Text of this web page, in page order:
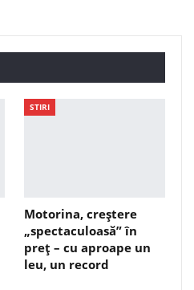
STIRI
Motorina, creștere
„spectaculoasă” în
preț – cu aproape un
leu, un record